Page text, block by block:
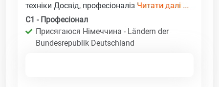
техніки Досвід, професіоналіз Читати далі ...
C1 - Професіонал
Присягаюся Німеччина - Ländern der
Bundesrepublik Deutschland